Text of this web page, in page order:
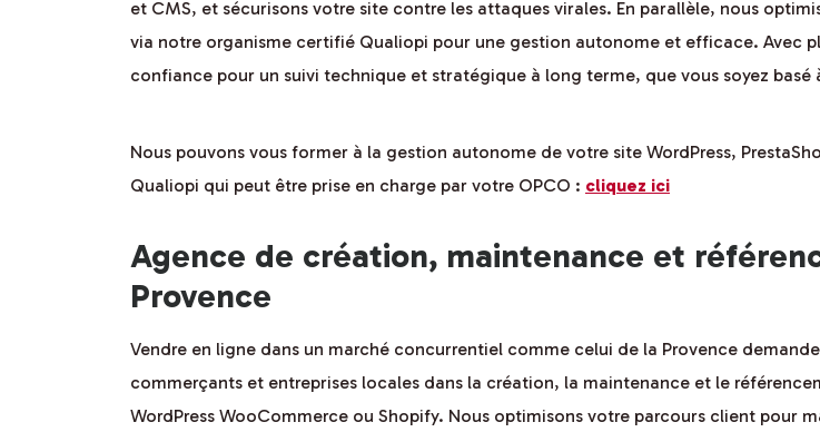
et CMS, et sécurisons votre site contre les attaques virales. En parallèle, nous
via notre organisme certifié Qualiopi pour une gestion autonome et efficace. Avec
confiance pour un suivi technique et stratégique à long terme, que vous soyez basé
Nous pouvons vous former à la gestion autonome de votre site WordPress,
Qualiopi qui peut être prise en charge par votre OPCO : cliquez ici
Agence de création, maintenance et
Provence
Vendre en ligne dans un marché concurrentiel comme celui de la Provence
commerçants et entreprises locales dans la création, la maintenance et le
WordPress WooCommerce ou Shopify. Nous optimisons votre parcours client pour